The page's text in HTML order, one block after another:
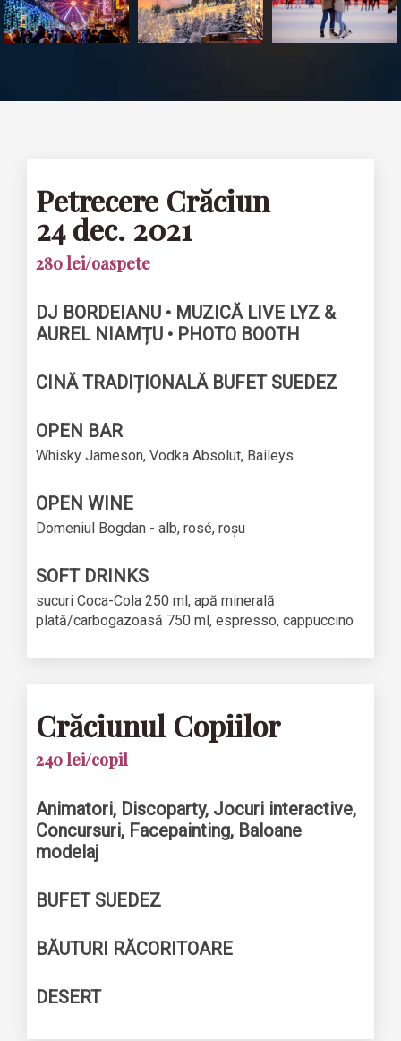
Petrecere Crăciun
24 dec. 2021
280 lei/oaspete
DJ BORDEIANU • MUZICĂ LIVE LYZ &
AUREL NIAMȚU • PHOTO BOOTH
CINĂ TRADIȚIONALĂ BUFET SUEDEZ
OPEN BAR
Whisky Jameson, Vodka Absolut, Baileys
OPEN WINE
Domeniul Bogdan - alb, rosé, roșu
SOFT DRINKS
sucuri Coca-Cola 250 ml, apă minerală
plată/carbogazoasă 750 ml, espresso, cappuccino
Crăciunul Copiilor
240 lei/copil
Animatori, Discoparty, Jocuri interactive,
Concursuri, Facepainting, Baloane
modelaj
BUFET SUEDEZ
BĂUTURI RĂCORITOARE
DESERT